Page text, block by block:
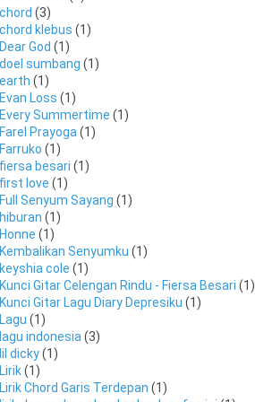
chord (3)
chord klebus (1)
Dear God (1)
doel sumbang (1)
earth (1)
Evan Loss (1)
Every Summertime (1)
Farel Prayoga (1)
Farruko (1)
fiersa besari (1)
first love (1)
Full Senyum Sayang (1)
hiburan (1)
Honne (1)
Kembalikan Senyumku (1)
keyshia cole (1)
Kunci Gitar Celengan Rindu - Fiersa Besari (1)
Kunci Gitar Lagu Diary Depresiku (1)
Lagu (1)
lagu indonesia (3)
lil dicky (1)
Lirik (1)
Lirik Chord Garis Terdepan (1)